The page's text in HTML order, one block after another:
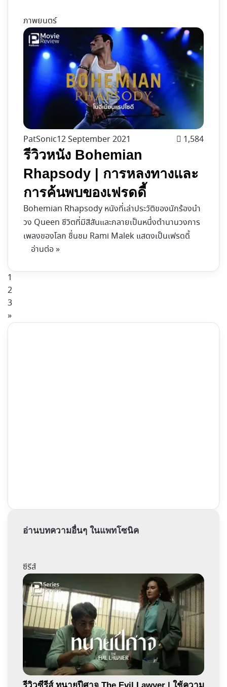
ภาพยนตร์
PatSonic12 September 2021 1,584
รีวิวหนัง Bohemian
Rhapsody | การหลงทางและ
การค้นพบของเฟรดดี้
Bohemian Rhapsody หนังที่เล่าประวัติของนักร้องนำ
วง Queen ชีวิตที่มีสีสันและกลายเป็นหนึ่งตำนานวงการ
เพลงของโลก ชื่นชม Rami Malek แสดงเป็นเฟรดดี้
อ่านต่อ »
1
2
3
»
อ่านบทความอื่นๆ ในแพทโซนิค
ซีรีส์